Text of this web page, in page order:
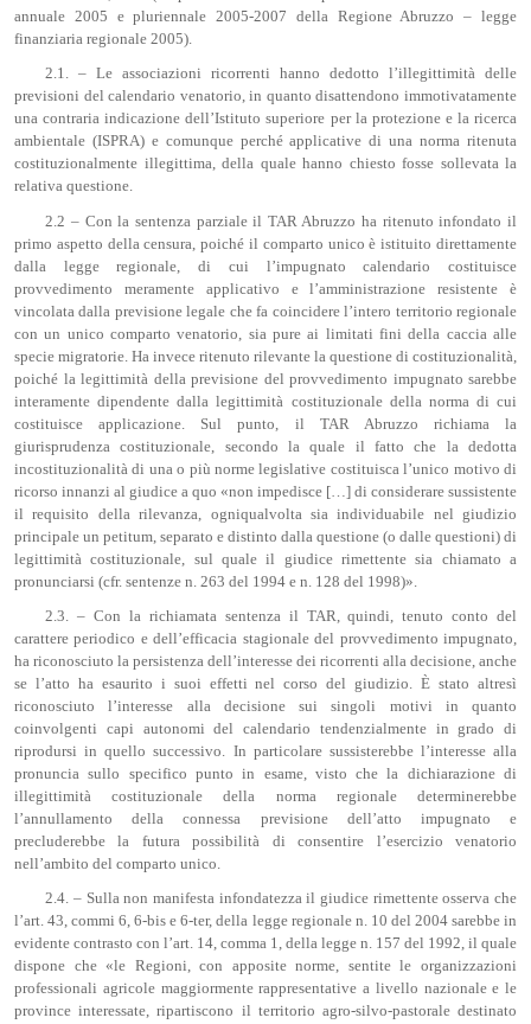
annuale 2005 e pluriennale 2005-2007 della Regione Abruzzo – legge
finanziaria regionale 2005).
2.1. – Le associazioni ricorrenti hanno dedotto l’illegittimità delle
previsioni del calendario venatorio, in quanto disattendono immotivatamente
una contraria indicazione dell’Istituto superiore per la protezione e la ricerca
ambientale (ISPRA) e comunque perché applicative di una norma ritenuta
costituzionalmente illegittima, della quale hanno chiesto fosse sollevata la
relativa questione.
2.2 – Con la sentenza parziale il TAR Abruzzo ha ritenuto infondato il
primo aspetto della censura, poiché il comparto unico è istituito direttamente
dalla legge regionale, di cui l’impugnato calendario costituisce
provvedimento meramente applicativo e l’amministrazione resistente è
vincolata dalla previsione legale che fa coincidere l’intero territorio regionale
con un unico comparto venatorio, sia pure ai limitati fini della caccia alle
specie migratorie. Ha invece ritenuto rilevante la questione di costituzionalità,
poiché la legittimità della previsione del provvedimento impugnato sarebbe
interamente dipendente dalla legittimità costituzionale della norma di cui
costituisce applicazione. Sul punto, il TAR Abruzzo richiama la
giurisprudenza costituzionale, secondo la quale il fatto che la dedotta
incostituzionalità di una o più norme legislative costituisca l’unico motivo di
ricorso innanzi al giudice a quo «non impedisce […] di considerare sussistente
il requisito della rilevanza, ogniqualvolta sia individuabile nel giudizio
principale un petitum, separato e distinto dalla questione (o dalle questioni) di
legittimità costituzionale, sul quale il giudice rimettente sia chiamato a
pronunciarsi (cfr. sentenze n. 263 del 1994 e n. 128 del 1998)».
2.3. – Con la richiamata sentenza il TAR, quindi, tenuto conto del
carattere periodico e dell’efficacia stagionale del provvedimento impugnato,
ha riconosciuto la persistenza dell’interesse dei ricorrenti alla decisione, anche
se l’atto ha esaurito i suoi effetti nel corso del giudizio. È stato altresì
riconosciuto l’interesse alla decisione sui singoli motivi in quanto
coinvolgenti capi autonomi del calendario tendenzialmente in grado di
riprodursi in quello successivo. In particolare sussisterebbe l’interesse alla
pronuncia sullo specifico punto in esame, visto che la dichiarazione di
illegittimità costituzionale della norma regionale determinerebbe
l’annullamento della connessa previsione dell’atto impugnato e
precluderebbe la futura possibilità di consentire l’esercizio venatorio
nell’ambito del comparto unico.
2.4. – Sulla non manifesta infondatezza il giudice rimettente osserva che
l’art. 43, commi 6, 6-bis e 6-ter, della legge regionale n. 10 del 2004 sarebbe in
evidente contrasto con l’art. 14, comma 1, della legge n. 157 del 1992, il quale
dispone che «le Regioni, con apposite norme, sentite le organizzazioni
professionali agricole maggiormente rappresentative a livello nazionale e le
province interessate, ripartiscono il territorio agro-silvo-pastorale destinato